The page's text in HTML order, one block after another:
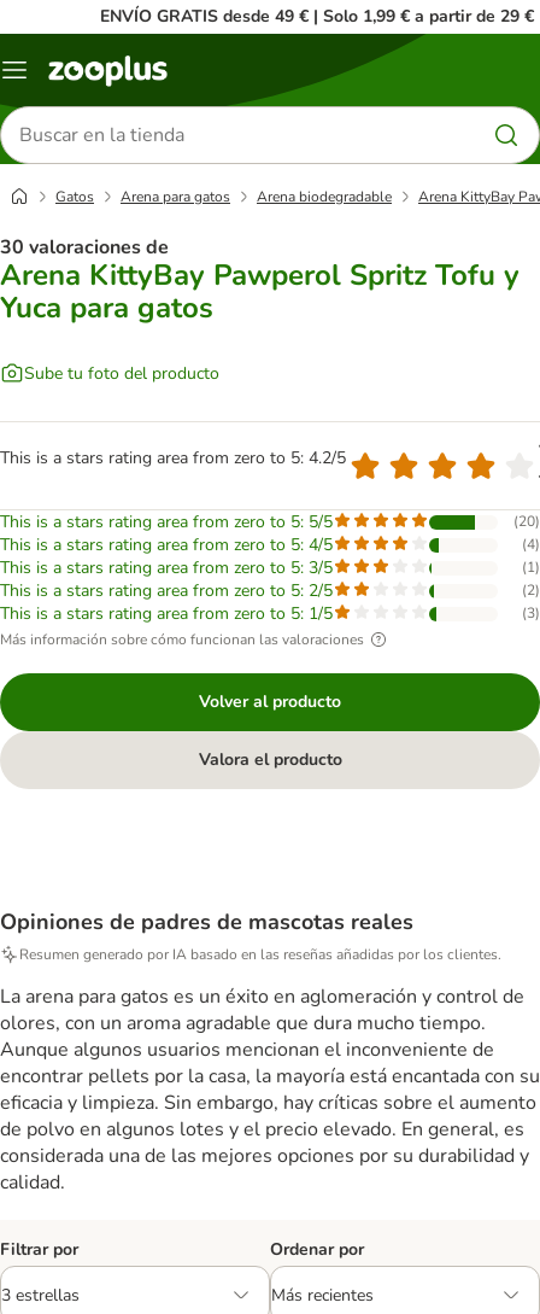
ENVÍO GRATIS desde 49 € | Solo 1,99 € a partir de 29 €
Menú
Buscar
productos
Gatos Arena para gatos Arena biodegradable Arena KittyBay
30 valoraciones de
Arena KittyBay Pawperol Spritz Tofu y
Yuca para gatos
Sube tu foto del producto
This is a stars rating area from zero to 5: 4.2/5
This is a stars rating area from zero to 5: 5/5 (20)
This is a stars rating area from zero to 5: 4/5 (4)
This is a stars rating area from zero to 5: 3/5 (1)
This is a stars rating area from zero to 5: 2/5 (2)
This is a stars rating area from zero to 5: 1/5 (3)
Más información sobre cómo funcionan las valoraciones
Volver al producto
Valora el producto
Opiniones de padres de mascotas reales
Resumen generado por IA basado en las reseñas añadidas por los clientes.
La arena para gatos es un éxito en aglomeración y control de
olores, con un aroma agradable que dura mucho tiempo.
Aunque algunos usuarios mencionan el inconveniente de
encontrar pellets por la casa, la mayoría está encantada con su
eficacia y limpieza. Sin embargo, hay críticas sobre el aumento
de polvo en algunos lotes y el precio elevado. En general, es
considerada una de las mejores opciones por su durabilidad y
calidad.
Filtrar por Ordenar por